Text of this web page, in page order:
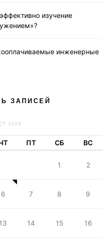
изучение
инженерные
ЗАПИСЕЙ
2026
ПТ СБ ВС
1 2
6 7 8 9
13 14 15 16